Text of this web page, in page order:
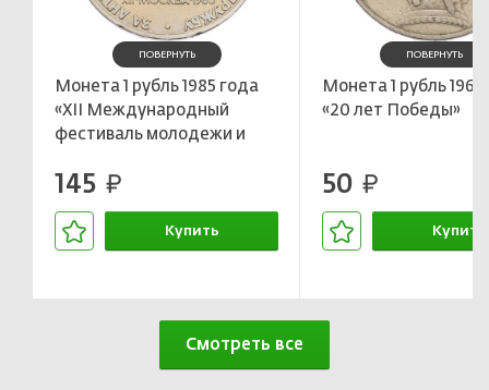
ПОВЕРНУТЬ
Монета 1 рубль 1985 года
«XII Международный
фестиваль молодежи и
145 руб.
Купить
ПОВЕРНУТЬ
Монета 1 рубль 1965
«20 лет Победы»
50 руб.
Купить
Смотреть все